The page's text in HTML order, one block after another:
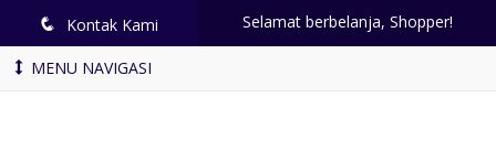
q Kontak Kami Selamat berbelanja, Shopper!
MENU NAVIGASI